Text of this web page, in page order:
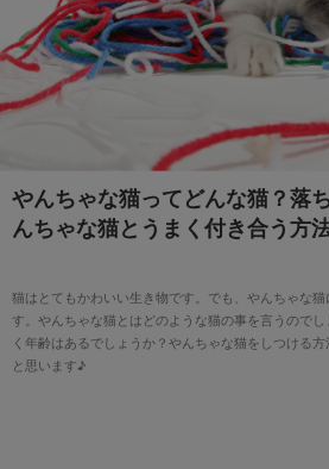
やんちゃな猫ってどんな猫？落
んちゃな猫とうまく付き合う方
猫はとてもかわいい生き物です。でも、やんちゃな
す。やんちゃな猫とはどのような猫の事を言うので
く年齢はあるでしょうか？やんちゃな猫をしつける
と思います♪